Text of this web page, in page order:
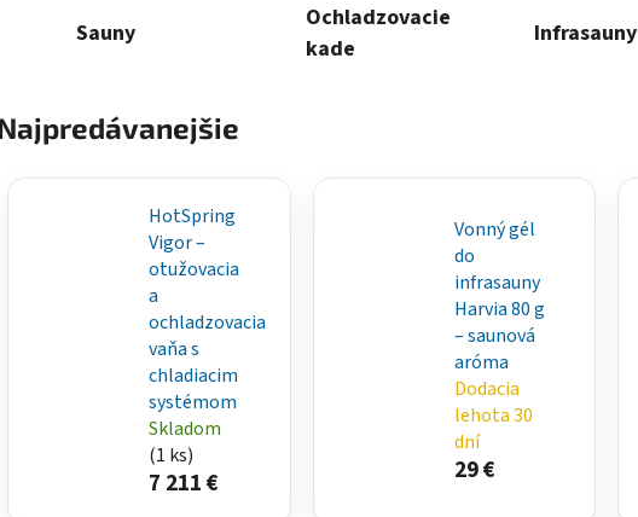
Sauny
Ochladzovacie
kade
Infrasauny
HotSpring
Vigor –
otužovacia
a
ochladzovacia
vaňa s
chladiacim
systémom
Skladom
(1 ks)
7 211 €
Vonný gél
do
infrasauny
Harvia 80 g
– saunová
aróma
Dodacia
lehota 30
dní
29 €